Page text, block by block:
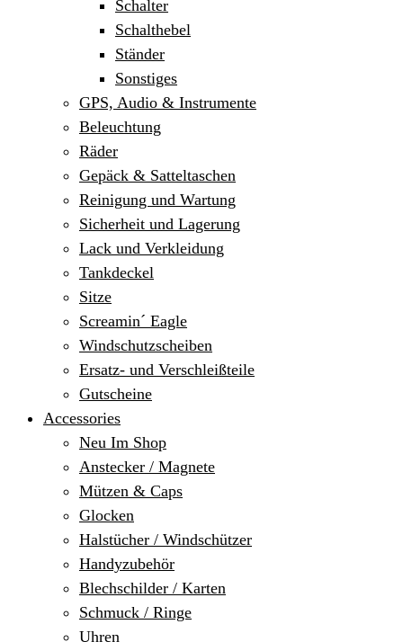
Schalter
Schalthebel
Ständer
Sonstiges
GPS, Audio & Instrumente
Beleuchtung
Räder
Gepäck & Satteltaschen
Reinigung und Wartung
Sicherheit und Lagerung
Lack und Verkleidung
Tankdeckel
Sitze
Screamin´ Eagle
Windschutzscheiben
Ersatz- und Verschleißteile
Gutscheine
Accessories
Neu Im Shop
Anstecker / Magnete
Mützen & Caps
Glocken
Halstücher / Windschützer
Handyzubehör
Blechschilder / Karten
Schmuck / Ringe
Uhren